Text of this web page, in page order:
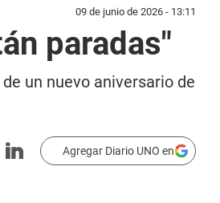
09 de junio de 2026 - 13:11
paradas"
un nuevo aniversario de
Agregar Diario UNO en